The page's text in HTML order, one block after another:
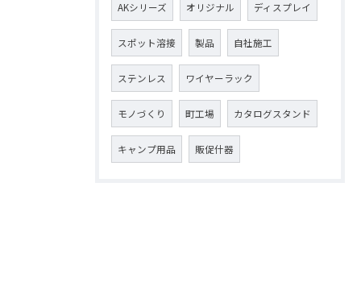
AKシリーズ オリジナル ディスプレイ
スポット溶接 製品 自社施工
ステンレス ワイヤーラック
モノづくり 町工場 カタログスタンド
キャンプ用品 販促什器